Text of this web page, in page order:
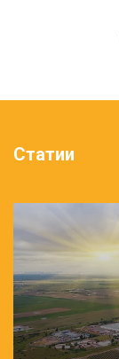
Статии